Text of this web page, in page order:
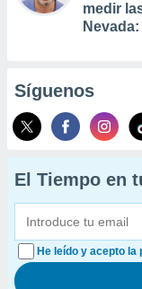
medir
Síguenos
El Tiempo en
He leído y acepto